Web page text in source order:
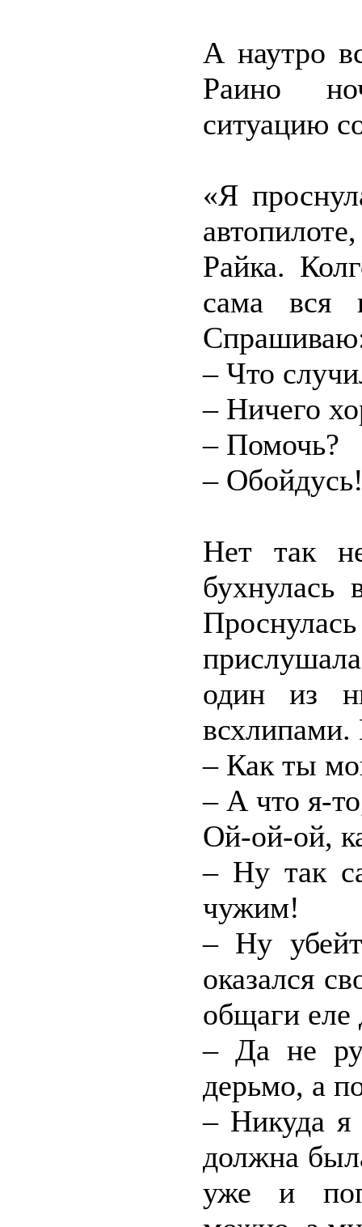
А наутро
Раино
ситуацию
«Я
Райка.
сама вся
– Что
– Ничего
– Помочь?
–
Нет так
бухнулась
один из
всхлипами.
– Как ты
– А что я-
Ой-ой-ой,
– Ну так
чужим!
– Ну
оказался
общаги еле
– Да не
дерьмо, а
– Никуда я
должна
уже и